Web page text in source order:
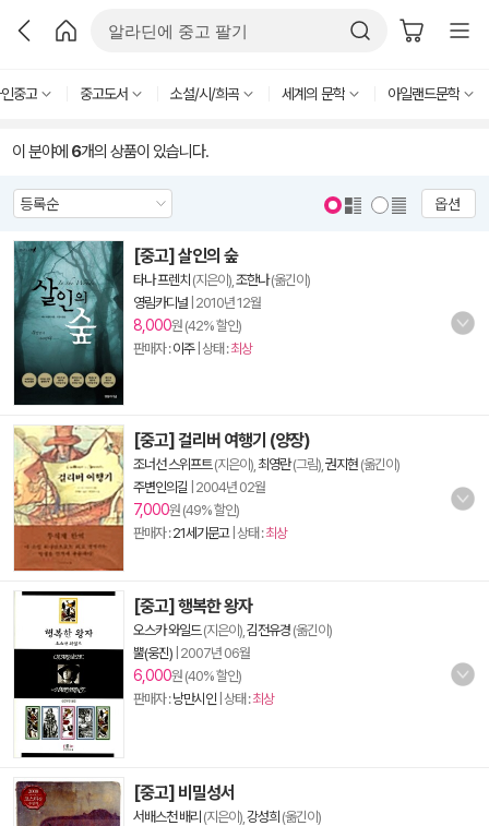
중고 중고도서 소설/시/희곡 세계의 문학 아일랜드문학
이 분야에 6개의 상품이 있습니다.
옵션
[중고] 살인의 숲
타나 프렌치 (지은이), 조한나(옮긴이)
영림카디널 2010년 12월
8,000원 (42% 할인)
판매자 :이주| 상태 :최상
[중고] 걸리버 여행기 (양장)
조너선 스위프트(지은이), 최영란(그림), 권지현 (옮긴이)
주변인의길 2004년 02월
7,000원 (49% 할인)
판매자 :21세기문고| 상태 :최상
[중고] 행복한 왕자
오스카 와일드(지은이), 김전유경 (옮긴이)
뿔(웅진) 2007년 06월
6,000원 (40% 할인)
판매자 :낭만시인 | 상태 :최상
[중고] 비밀성서
서배스천 배리 (지은이), 강성희 (옮긴이)